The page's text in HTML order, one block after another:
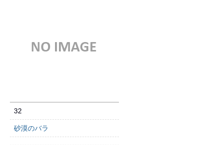
32
砂漠のバラ